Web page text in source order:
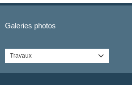
Galeries photos
Travaux 